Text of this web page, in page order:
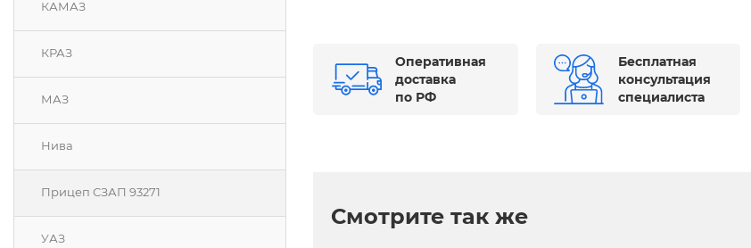
КАМАЗ
КРАЗ
МАЗ
Нива
Прицеп СЗАП 93271
УАЗ
Оперативная
доставка
по РФ
Бесплатная
консультация
специалиста
Смотрите так же